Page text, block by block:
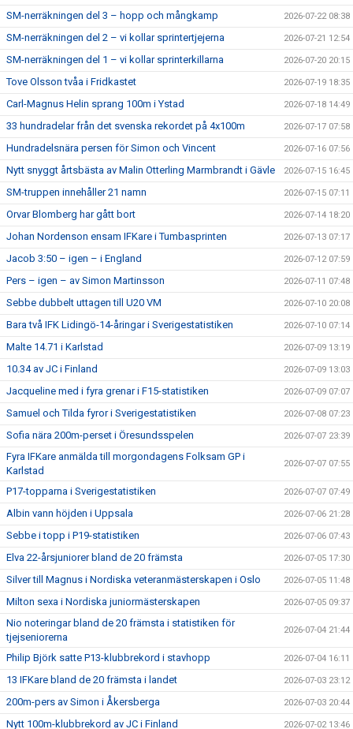
SM-nerräkningen del 3 – hopp och mångkamp 2026-07-22 08:38
SM-nerräkningen del 2 – vi kollar sprintertjejerna 2026-07-21 12:54
SM-nerräkningen del 1 – vi kollar sprinterkillarna 2026-07-20 20:15
Tove Olsson tvåa i Fridkastet 2026-07-19 18:35
Carl-Magnus Helin sprang 100m i Ystad 2026-07-18 14:49
33 hundradelar från det svenska rekordet på 4x100m 2026-07-17 07:58
Hundradelsnära persen för Simon och Vincent 2026-07-16 07:56
Nytt snyggt årtsbästa av Malin Otterling Marmbrandt i Gävle 2026-07-15 16:45
SM-truppen innehåller 21 namn 2026-07-15 07:11
Orvar Blomberg har gått bort 2026-07-14 18:20
Johan Nordenson ensam IFKare i Tumbasprinten 2026-07-13 07:17
Jacob 3:50 – igen – i England 2026-07-12 07:59
Pers – igen – av Simon Martinsson 2026-07-11 07:48
Sebbe dubbelt uttagen till U20 VM 2026-07-10 20:08
Bara två IFK Lidingö-14-åringar i Sverigestatistiken 2026-07-10 07:14
Malte 14.71 i Karlstad 2026-07-09 13:19
10.34 av JC i Finland 2026-07-09 13:03
Jacqueline med i fyra grenar i F15-statistiken 2026-07-09 07:07
Samuel och Tilda fyror i Sverigestatistiken 2026-07-08 07:23
Sofia nära 200m-perset i Öresundsspelen 2026-07-07 23:39
Fyra IFKare anmälda till morgondagens Folksam GP i
Karlstad
2026-07-07 07:55
P17-topparna i Sverigestatistiken 2026-07-07 07:49
Albin vann höjden i Uppsala 2026-07-06 21:28
Sebbe i topp i P19-statistiken 2026-07-06 07:43
Elva 22-årsjuniorer bland de 20 främsta 2026-07-05 17:30
Silver till Magnus i Nordiska veteranmästerskapen i Oslo 2026-07-05 11:48
Milton sexa i Nordiska juniormästerskapen 2026-07-05 09:37
Nio noteringar bland de 20 främsta i statistiken för
tjejseniorerna
2026-07-04 21:44
Philip Björk satte P13-klubbrekord i stavhopp 2026-07-04 16:11
13 IFKare bland de 20 främsta i landet 2026-07-03 23:12
200m-pers av Simon i Åkersberga 2026-07-03 20:44
Nytt 100m-klubbrekord av JC i Finland 2026-07-02 13:46